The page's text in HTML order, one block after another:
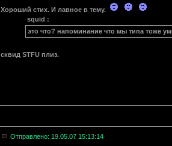
Хороший стих. И лавное в тему.
squid :
это что? напоминание что мы типа тоже
сквид STFU плиз.
Отправлено: 19.05.07 15:13:14